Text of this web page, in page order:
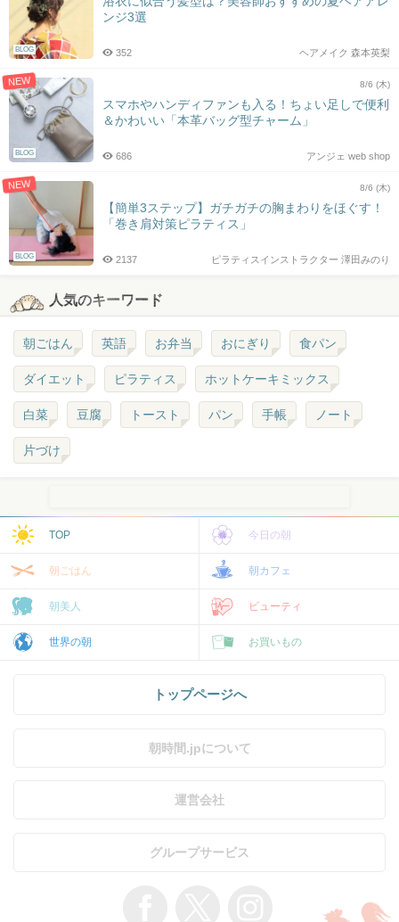
BLOG
ンジ3選
ヘアメイク 森本英梨
352
NEW
BLOG
8/6 (木)
スマホやハンディファンも入る！ちょい足しで便利
＆かわいい「本革バッグ型チャーム」
アンジェ web shop
686
NEW
BLOG
8/6 (木)
【簡単3ステップ】ガチガチの胸まわりをほぐす！
「巻き肩対策ピラティス」
ピラティスインストラクター 澤田みのり
2137
人気のキーワード
朝ごはん 英語 お弁当 おにぎり 食パン
ダイエット ピラティス ホットケーキミックス
白菜 豆腐 トースト パン 手帳 ノート
片づけ
TOP 今日の朝
朝ごはん 朝カフェ
朝美人 ビューティ
世界の朝 お買いもの
トップページへ
朝時間.jpについて
運営会社
グループサービス